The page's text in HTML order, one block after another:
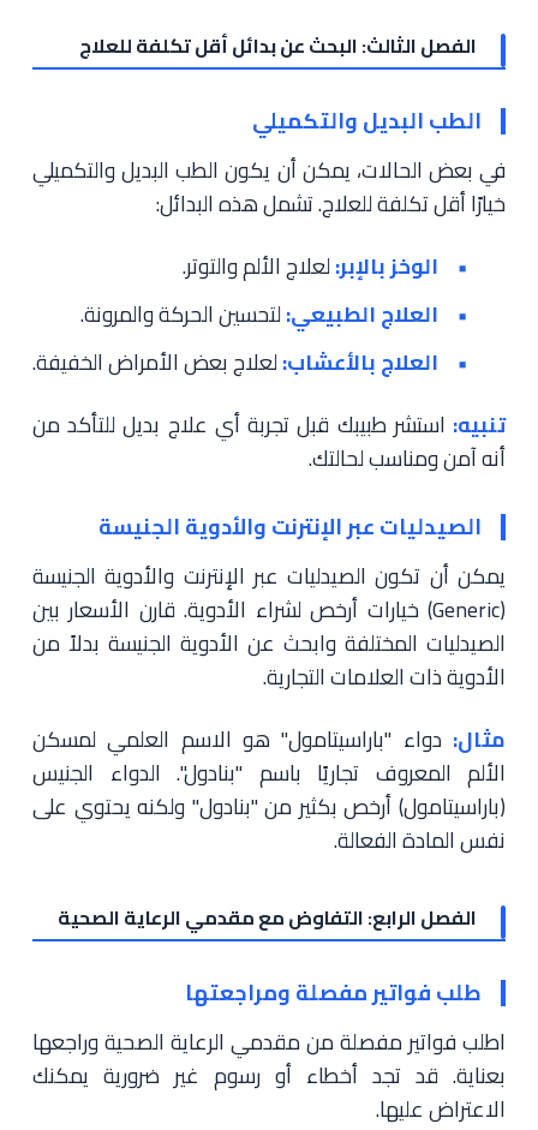
الفصل الثالث: البحث عن بدائل أقل تكلفة للعلاج
الطب البديل والتكميلي
في بعض الحالات، يمكن أن يكون الطب البديل والتكميلي
خيارًا أقل تكلفة للعلاج. تشمل هذه البدائل:
الوخز بالإبر:لعلاج الألم والتوتر.
العلاج الطبيعي:لتحسين الحركة والمرونة.
العلاج بالأعشاب:لعلاج بعض الأمراض الخفيفة.
تنبيه: استشر طبيبك قبل تجربة أي علاج بديل للتأكد من
أنه آمن ومناسب لحالتك.
الصيدليات عبر الإنترنت والأدوية الجنيسة
يمكن أن تكون الصيدليات عبر الإنترنت والأدوية الجنيسة
(Generic) خيارات أرخص لشراء الأدوية. قارن الأسعار بين
الصيدليات المختلفة وابحث عن الأدوية الجنيسة بدلاً من
الأدوية ذات العلامات التجارية.
مثال: دواء "باراسيتامول" هو الاسم العلمي لمسكن
الألم المعروف تجاريًا باسم "بنادول". الدواء الجنيس
(باراسيتامول) أرخص بكثير من "بنادول" ولكنه يحتوي على
نفس المادة الفعالة.
الفصل الرابع: التفاوض مع مقدمي الرعاية الصحية
طلب فواتير مفصلة ومراجعتها
اطلب فواتير مفصلة من مقدمي الرعاية الصحية وراجعها
بعناية. قد تجد أخطاء أو رسوم غير ضرورية يمكنك
الاعتراض عليها.